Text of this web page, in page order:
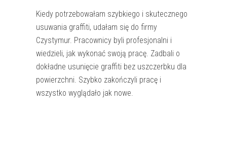
Kiedy potrzebowałam szybkiego i skutecznego
usuwania graffiti, udałam się do firmy
Czystymur. Pracownicy by li profesjonal ni i
wiedziel i, jak wykonać swoją pracę. Zadbal i o
dokładne usunięcie graffiti bez uszczerbku d la
powierzchni. Szybko zakończyl i pracę i
wszystko wygl ądało jak nowe.